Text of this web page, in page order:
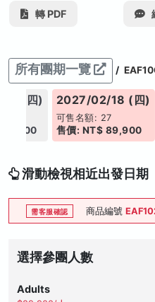
轉 PDF
所有團期一覽 /
(四)
89,900
2027/02/18 (四)
可售名額: 27
售價: NT$ 89,900
滑動檢視相近出發日期
需客服確認 商品編號
選擇參團人數
Adults